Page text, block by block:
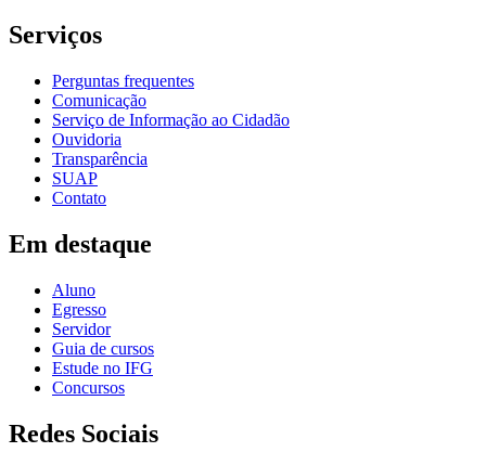
Serviços
Perguntas frequentes
Comunicação
Serviço de Informação ao Cidadão
Ouvidoria
Transparência
SUAP
Contato
Em destaque
Aluno
Egresso
Servidor
Guia de cursos
Estude no IFG
Concursos
Redes Sociais